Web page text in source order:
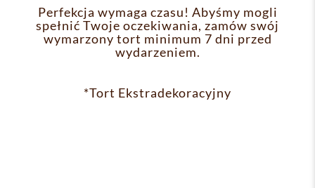
Perfekcja wymaga czasu! Abyśmy mogli
spełnić Twoje oczekiwania, zamów swój
wymarzony tort minimum 7 dni przed
wydarzeniem.
*Tort Ekstradekoracyjny